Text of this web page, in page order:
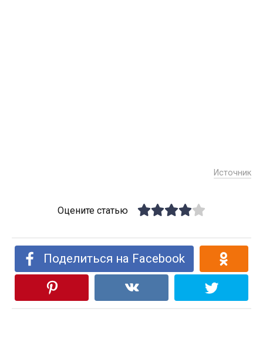
Источник
Оцените статью
Поделиться на Facebook